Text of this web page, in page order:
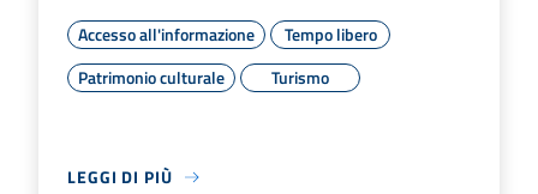
Accesso all'informazione
Tempo libero
Patrimonio culturale
Turismo
LEGGI DI PIÙ